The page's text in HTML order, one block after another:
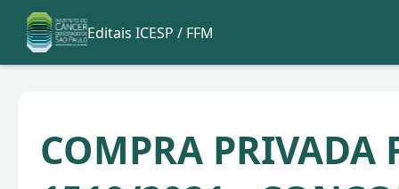
Editais ICESP / FFM
COMPRA PRIVADA